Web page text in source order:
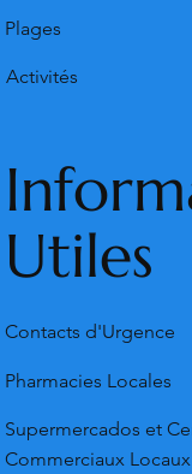
Plages
Activités
Utiles
Contacts d'Urgence
Pharmacies Locales
Supermercados et
Commerciaux Locaux